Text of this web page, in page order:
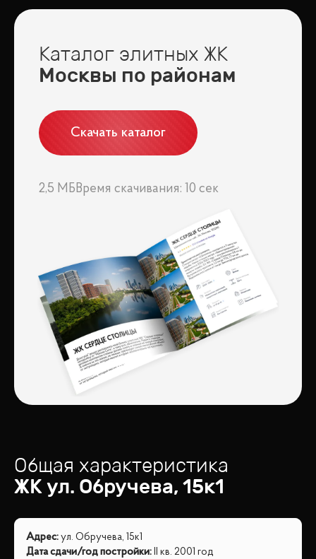
Каталог элитных ЖК
Москвы по районам
Скачать каталог
2,5 МБ Время скачивания: 10 сек
Общая характеристика
ЖКул. Обручева, 15к1
Адрес: ул. Обручева, 15к1
Дата сдачи/год постройки: II кв. 2001 год